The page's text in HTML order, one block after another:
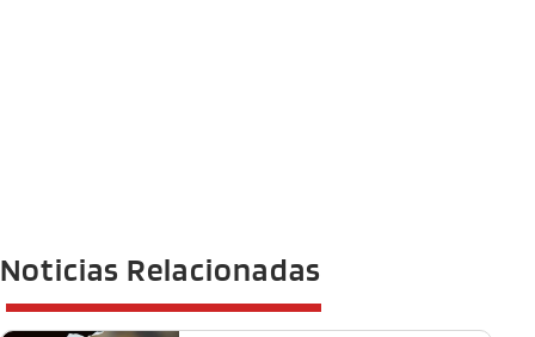
Noticias Relacionadas